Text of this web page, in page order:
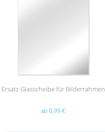
Ersatz-Glasscheibe für Bilderrahmen
ab 0,99 €